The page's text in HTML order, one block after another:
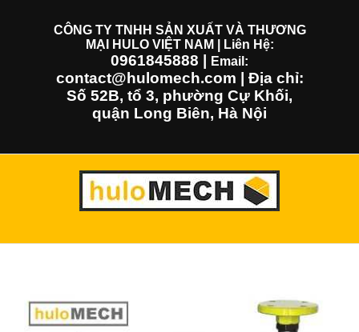
CÔNG TY TNHH SẢN XUẤT VÀ THƯƠNG
MẠI HULO VIỆT NAM | Liên Hệ:
0961845888 Email:
contact@hulomech.com | Địa chỉ:
Số 52B, tổ 3, phường Cự Khối,
quận Long Biên, Hà Nội